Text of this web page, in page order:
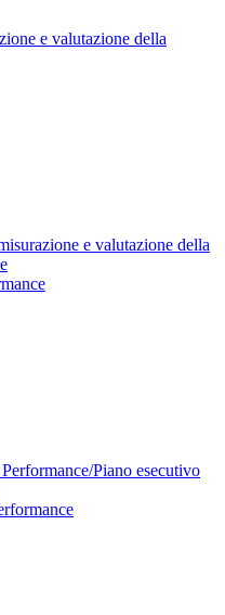
e valutazione della
e valutazione della
Piano esecutivo